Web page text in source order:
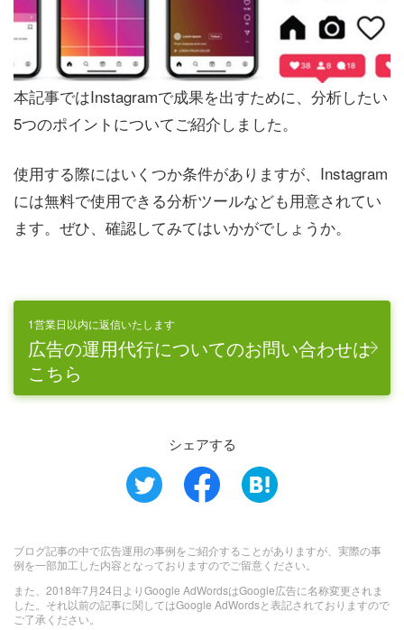
本記事ではInstagramで成果を出すために、分析したい
5つのポイントについてご紹介しました。
使用する際にはいくつか条件がありますが、Instagram
には無料で使用できる分析ツールなども用意されてい
ます。ぜひ、確認してみてはいかがでしょうか。
1営業日以内に返信いたします
広告の運用代行についてのお問い合わせは
こちら
シェアする
ブログ記事の中で広告運用の事例をご紹介することがありますが、実際の事
例を一部加工した内容となっておりますのでご留意ください。
また、2018年7月24日よりGoogle AdWordsはGoogle広告に名称変更されま
した。それ以前の記事に関してはGoogle AdWordsと表記されておりますので
ご了承ください。